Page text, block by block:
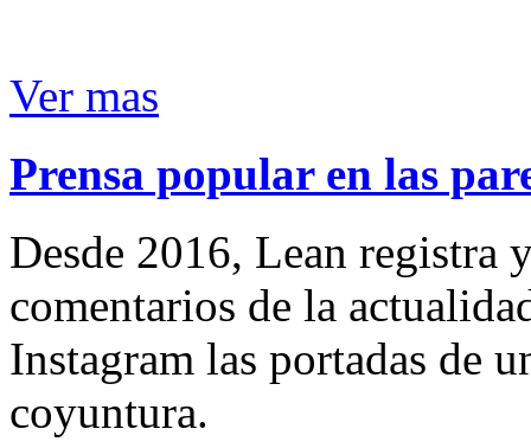
Ver mas
Prensa popular en las
Desde 2016, Lean registra
comentarios de la
Instagram las portadas de
coyuntura.